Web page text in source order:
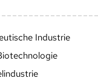
Industrie